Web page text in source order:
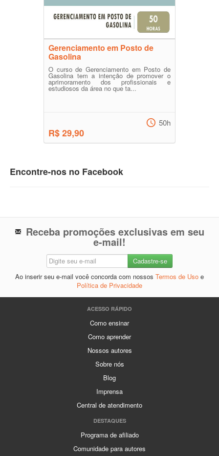
Gerenciamento em Posto de
Gasolina
O curso de Gerenciamento em Posto de
Gasolina tem a intenção de promover o
aprimoramento dos profissionais e
estudiosos da área no que ta...
R$ 29,90
50h
Encontre-nos no Facebook
Receba promoções exclusivas em seu
e-mail!
Ao inserir seu e-mail você concorda com nossos Termos de Uso e
Política de Privacidade
ACESSO RÁPIDO
Como ensinar
Como aprender
Nossos autores
Sobre nós
Blog
Imprensa
Central de atendimento
DESTAQUES
Programa de afiliado
Comunidade para autores